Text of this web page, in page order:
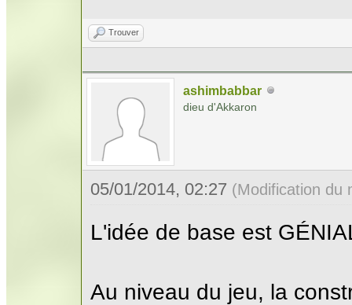
Trouver
ashimbabbar
dieu d'Akkaron
05/01/2014, 02:27 (Modification du
L'idée de base est
Au niveau du jeu, la